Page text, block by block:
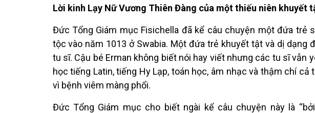
Lời kinh Lạy Nữ Vương Thiên Đàng của một thiếu niên khuyết
Đức Tổng Giám mục Fisichella đã kể câu chuyện một đứa trẻ
tộc vào năm 1013 ở Swabia. Một đứa trẻ khuyết tật và dị dạng
tu sĩ. Cậu bé Erman không biết nói hay viết nhưng các tu sĩ vẫn
học tiếng Latin, tiếng Hy Lạp, toán học, âm nhạc và thậm chí cả
vì bệnh viêm màng phổi.
Đức Tổng Giám mục cho biết ngài kể câu chuyện này là